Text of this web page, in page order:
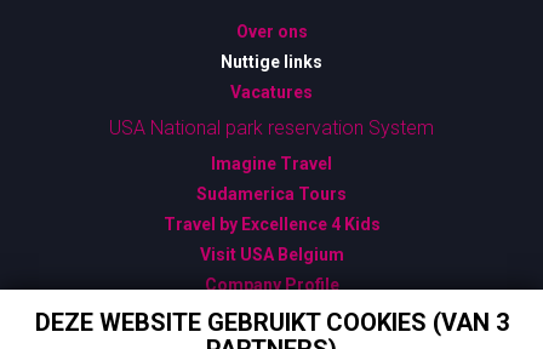
Over ons
Nuttige links
Vacatures
USA National park reservation System
Imagine Travel
Sudamerica Tours
Travel by Excellence 4 Kids
Visit USA Belgium
Company Profile
Algemene Verkoopsvoorwaarden
DEZE WEBSITE GEBRUIKT COOKIES (VAN 3